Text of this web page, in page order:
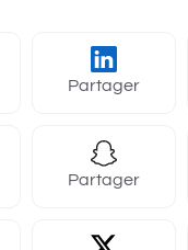
Partager
Partager